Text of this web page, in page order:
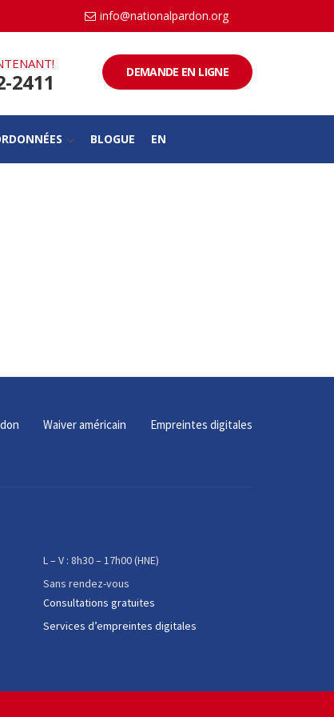
info@nationalpardon.org
2411 DEMANDE EN LIGNE
BLOGUE EN
Waiver américain Empreintes digitales
L – V : 8h30 – 17h00 (HNE)
Sans rendez-vous
Consultations gratuites
Services d’empreintes digitales